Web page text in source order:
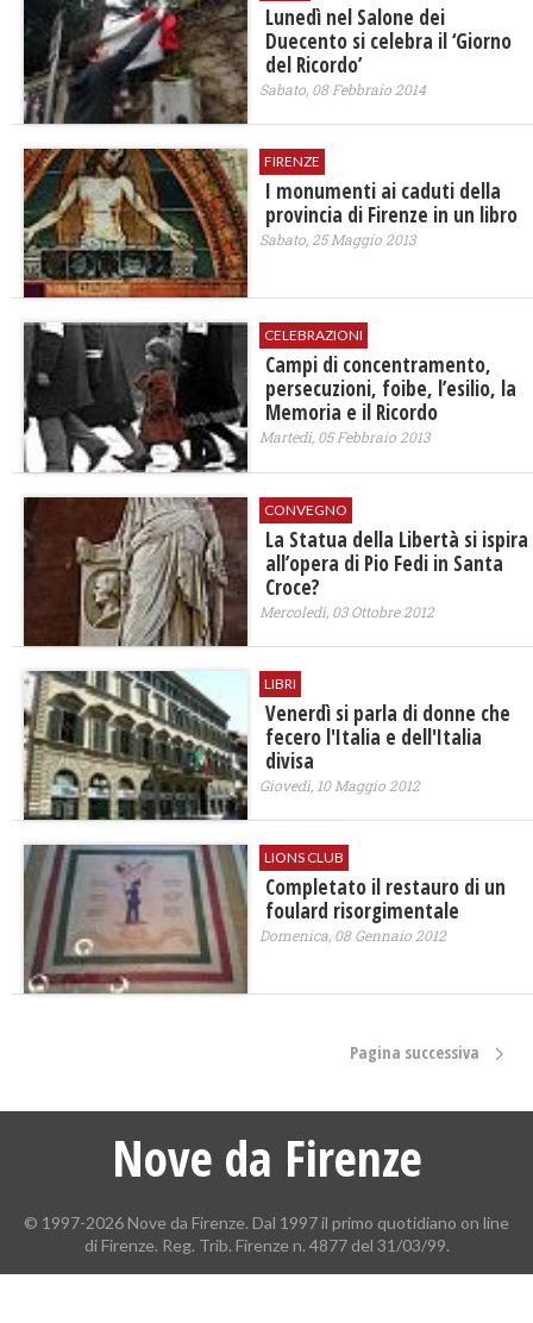
Lunedì nel Salone dei
Duecento si celebra il ‘Giorno
del Ricordo’
Sabato, 08 Febbraio 2014
FIRENZE
I monumenti ai caduti della
provincia di Firenze in un libro
Sabato, 25 Maggio 2013
CELEBRAZIONI
Campi di concentramento,
persecuzioni, foibe, l’esilio, la
Memoria e il Ricordo
Martedì, 05 Febbraio 2013
CONVEGNO
La Statua della Libertà si ispira
all’opera di Pio Fedi in Santa
Croce?
Mercoledì, 03 Ottobre 2012
LIBRI
Venerdì si parla di donne che
fecero l'Italia e dell'Italia
divisa
Giovedì, 10 Maggio 2012
LIONS CLUB
Completato il restauro di un
foulard risorgimentale
Domenica, 08 Gennaio 2012
Pagina successiva
Nove da Firenze
© 1997-2026 Nove da Firenze. Dal 1997 il primo quotidiano on line
di Firenze. Reg. Trib. Firenze n. 4877 del 31/03/99.